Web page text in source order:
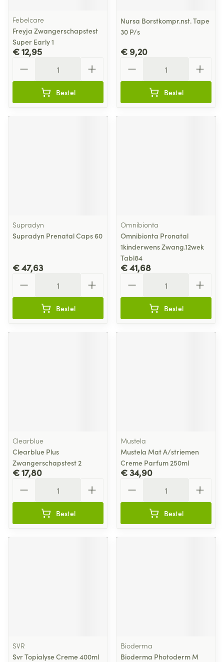
Febelcare
Freyja Zwangerschapstest
Super Early 1
€ 12,95
Bestel
Nursa Borstkompr.nst. Tape
30 P/s
€ 9,20
Bestel
Supradyn
Supradyn Prenatal Caps 60
€ 47,63
Bestel
Omnibionta
Omnibionta Pronatal
1kinderwens Zwang.12wek
Tabl84
€ 41,68
Bestel
Clearblue
Clearblue Plus
Zwangerschapstest 2
€ 17,80
Bestel
Mustela
Mustela Mat A/striemen
Creme Parfum 250ml
€ 34,90
Bestel
SVR
Svr Topialyse Creme 400ml
Bioderma
Bioderma Photoderm M